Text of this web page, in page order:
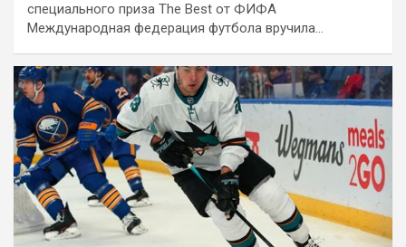
специального приза The Best от ФИФА
Международная федерация футбола вручила…